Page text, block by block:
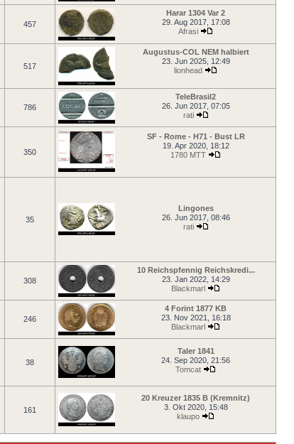
457
Harar 1304 Var 2
29. Aug 2017, 17:08
Afrasi
517
Augustus-COL NEM halbiert
23. Jun 2025, 12:49
lionhead
786
TeleBrasil2
26. Jun 2017, 07:05
rati
350
SF - Rome - H71 - Bust LR
19. Apr 2020, 18:12
1780 MTT
35
Lingones
26. Jun 2017, 08:46
rati
308
10 Reichspfennig Reichskredi...
23. Jan 2022, 14:29
Blackmarl
246
4 Forint 1877 KB
23. Nov 2021, 16:18
Blackmarl
38
Taler 1841
24. Sep 2020, 21:56
Tomcat
161
20 Kreuzer 1835 B (Kremnitz)
3. Okt 2020, 15:48
klaupo